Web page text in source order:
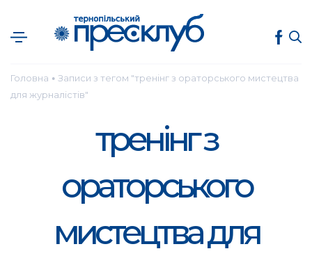
Головна ● Записи з тегом "тренінг з ораторського мистецтва
для журналістів"
тренінг з
ораторського
мистецтва для